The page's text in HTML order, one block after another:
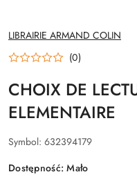
NAZWA
PRODUCENTA:
LIBRAIRIE ARMAND COLIN
(0)
CHOIX DE
ELEMENTAIRE
Symbol: 632394179
Dostępność:Mało